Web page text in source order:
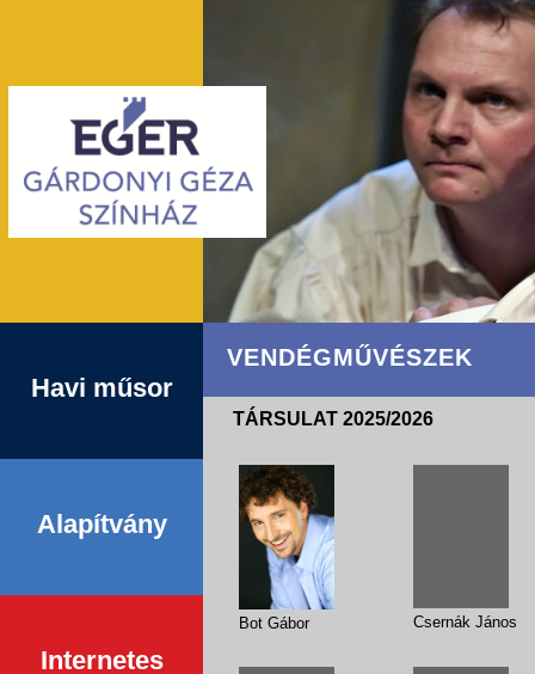
Havi műsor
Alapítvány
Internetes
VENDÉGMŰVÉSZEK
TÁRSULAT 2025/2026
Bot Gábor Csernák János